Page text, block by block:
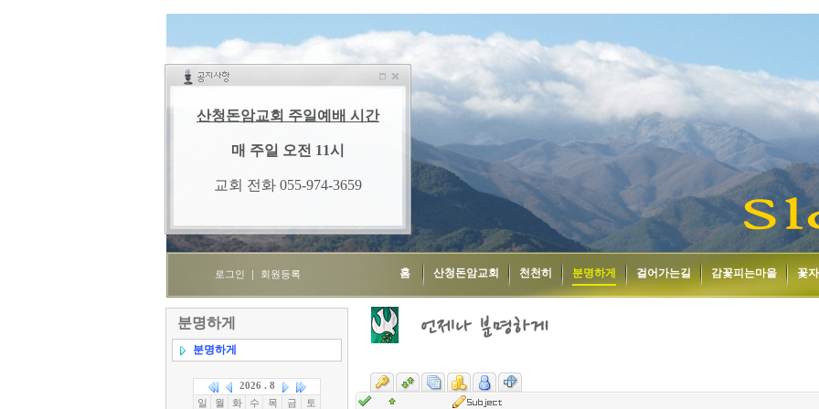
로그인 회원등록 홈 산청돈암교회 천천히 분명하게 걸어가는길 감꽃피는마을 꽃
분명하게
분명하게